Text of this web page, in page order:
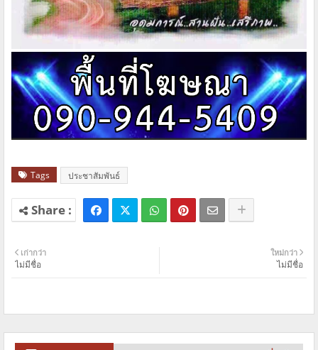
Tags ประชาสัมพันธ์
ใหม่กว่า
ไม่มีชื่อ
เก่ากว่า
ไม่มีชื่อ